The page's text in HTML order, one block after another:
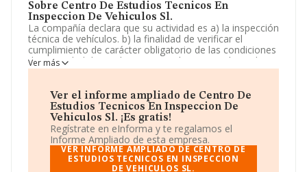
Sobre Centro De Estudios Tecnicos En
Inspeccion De Vehiculos Sl.
La compañía declara que su actividad es a) la inspección
técnica de vehículos. b) la finalidad de verificar el
cumplimiento de carácter obligatorio de las condiciones
de seguridad de productos e instalaciones industriales,
establecidas por los reglamentos de seguridad
inspección o. La sociedad está inscrita en el Registro
Mercantil como Sociedad Limitada. Tiene CNAE: 7120 -
'Ensayos y análisis técnicos'. La sociedad no tiene
actividad en mercados exteriores.
La sociedadCentro de Estudios Técnicos En
Inspeccion de Vehiculos S.L, con CIF B86995750,
Ver más
Ver el informe ampliado de Centro De
Estudios Tecnicos En Inspeccion De
Vehiculos Sl. ¡Es gratis!
Regístrate en eInforma y te regalamos el
Informe Ampliado de esta empresa.
VER INFORME AMPLIADO DE CENTRO DE
ESTUDIOS TECNICOS EN INSPECCION
DE VEHICULOS SL.